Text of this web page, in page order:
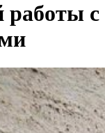
работы с